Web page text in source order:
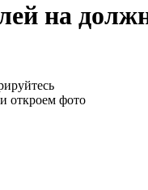
на
откроем фото